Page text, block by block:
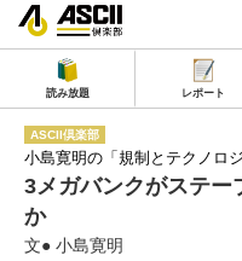
読み放題 レポート
ASCII倶楽部
小島寛明の「規制とテクノロジ
3メガバンクがステー
か
文● 小島寛明